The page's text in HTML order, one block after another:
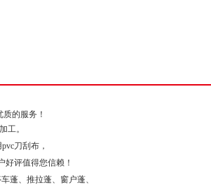
的服务！
工。
刀刮布，
评值得您信赖！
蓬、推拉蓬、窗户蓬、